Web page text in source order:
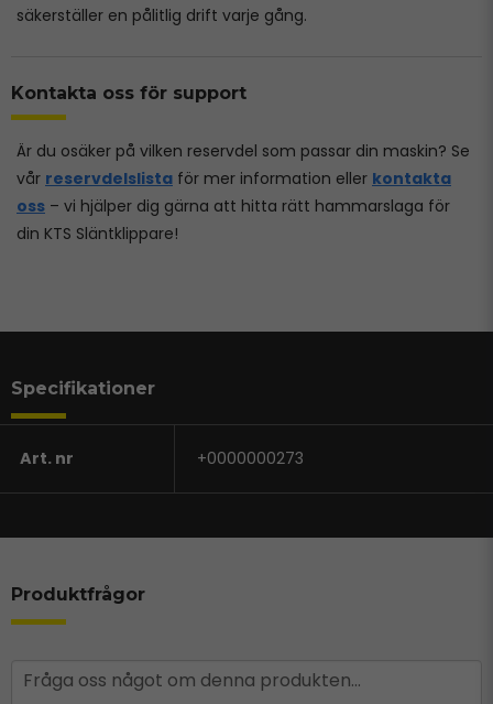
säkerställer en pålitlig drift varje gång.
Kontakta oss för support
Är du osäker på vilken reservdel som passar din maskin? Se
vår reservdelslista för mer information eller kontakta
oss – vi hjälper dig gärna att hitta rätt hammarslaga för
din KTS Släntklippare!
Specifikationer
Art. nr +0000000273
Produktfrågor
question
Fråga oss något om denna produkten...